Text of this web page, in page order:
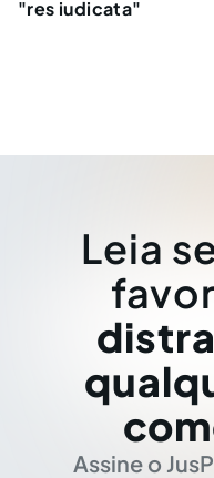
"res iudicata"
Leia
Assine o